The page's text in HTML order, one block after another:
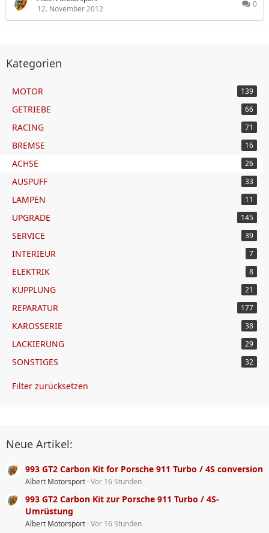
12. November 2012
0
Kategorien
MOTOR 139
GETRIEBE 66
RACING 71
BREMSE 16
ACHSE 26
AUSPUFF 33
LAMPEN 11
UPGRADE 145
SERVICE 39
INTERIEUR 7
ELEKTRIK 8
KUPPLUNG 21
REPARATUR 177
KAROSSERIE 38
LACKIERUNG 29
SONSTIGES 32
Filter zurücksetzen
Neue Artikel:
993 GT2 Carbon Kit for Porsche 911 Turbo / 4S conversion
Albert Motorsport Vor 16 Stunden
993 GT2 Carbon Kit zur Porsche 911 Turbo / 4S-
Umrüstung
Albert Motorsport Vor 16 Stunden